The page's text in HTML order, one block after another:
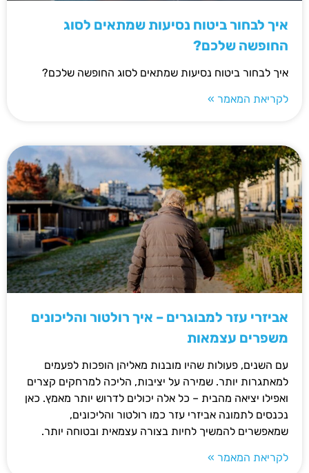
איך לבחור ביטוח נסיעות שמתאים לסוג
החופשה שלכם?
איך לבחור ביטוח נסיעות שמתאים לסוג החופשה שלכם?
לקריאת המאמר »
אביזרי עזר למבוגרים – איך רולטור והליכונים
משפרים עצמאות
עם השנים, פעולות שהיו מובנות מאליהן הופכות לפעמים
למאתגרות יותר. שמירה על יציבות, הליכה למרחקים קצרים
ואפילו יציאה מהבית – כל אלה יכולים לדרוש יותר מאמץ. כאן
נכנסים לתמונה אביזרי עזר כמו רולטור והליכונים,
שמאפשרים להמשיך לחיות בצורה עצמאית ובטוחה יותר.
לקריאת המאמר »